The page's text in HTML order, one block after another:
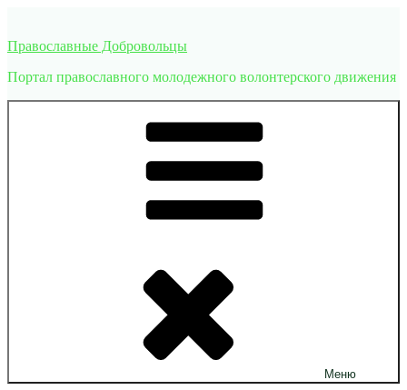
содержимому
Православные Добровольцы
Портал православного молодежного волонтерского движения
Меню